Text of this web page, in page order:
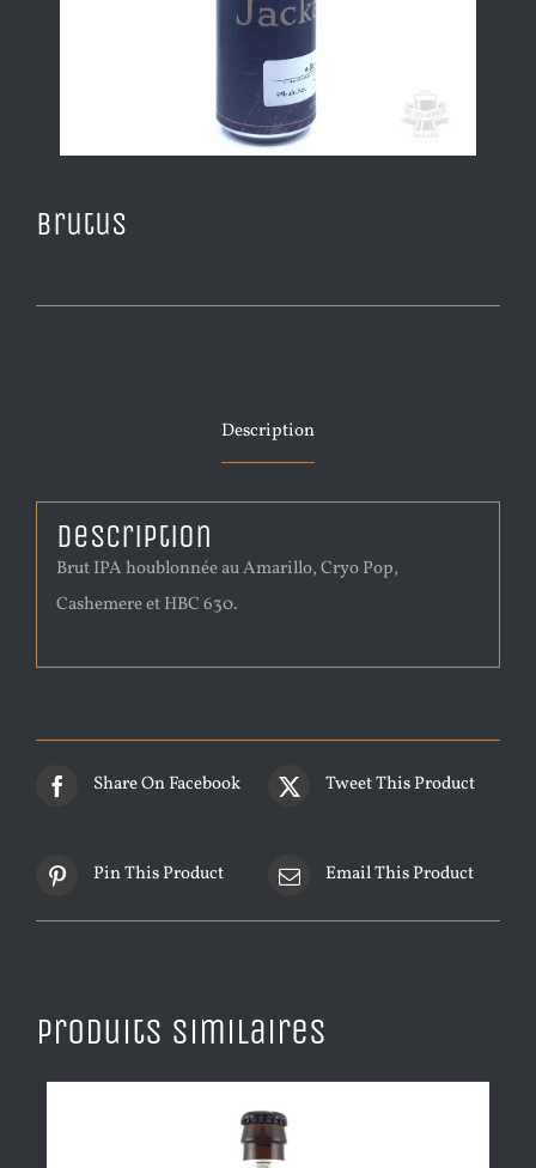
Brutus
Description
Description
Brut IPA houblonnée au Amarillo, Cryo Pop,
Cashemere et HBC 630.
Share On Facebook Tweet This Product
Pin This Product Email This Product
Produits similaires